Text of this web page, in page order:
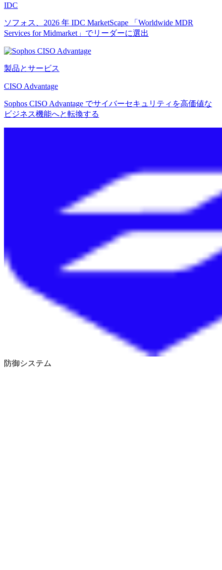
IDC
ソフォス、2026 年 IDC MarketScape 「Worldwide MDR
Services for Midmarket」でリーダーに選出
製品とサービス
CISO Advantage
Sophos CISO Advantage でサイバーセキュリティを高価値な
ビジネス機能へと転換する
防御システム